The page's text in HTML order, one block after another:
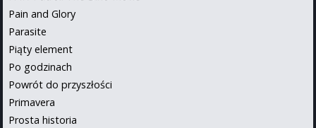
Pain and Glory
Parasite
Piąty element
Po godzinach
Powrót do przyszłości
Primavera
Prosta historia